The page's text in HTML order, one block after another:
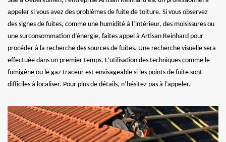
appeler si vous avez des problèmes de fuite de toiture. Si vous observez
des signes de fuites, comme une humidité à l’intérieur, des moisissures ou
une surconsommation d’énergie, faites appel à Artisan Reinhard pour
procéder à la recherche des sources de fuites. Une recherche visuelle sera
effectuée dans un premier temps. L’utilisation des techniques comme le
fumigène ou le gaz traceur est envisageable si les points de fuite sont
difficiles à localiser. Pour plus de détails, n’hésitez pas à l’appeler.